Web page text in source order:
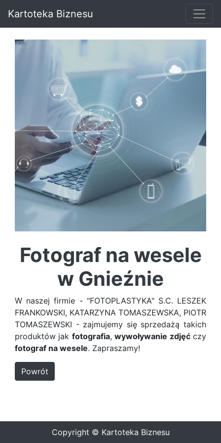
Kartoteka Biznesu
Fotograf na wesele
w Gnieźnie
W naszej firmie - "FOTOPLASTYKA" S.C. LESZEK
FRANKOWSKI, KATARZYNA TOMASZEWSKA, PIOTR
TOMASZEWSKI - zajmujemy się sprzedażą takich
produktów jak fotografia,wywoływanie zdjęćczy
fotograf na wesele. Zapraszamy!
Powrót
Copyright © Kartoteka Biznesu